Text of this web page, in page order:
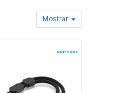
Mostrar